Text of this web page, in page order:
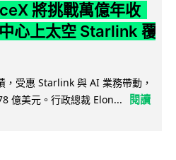
將挑戰萬億年收
心上太空 Starlink 覆
，受惠 Starlink 與 AI 業務帶動，
億美元。行政總裁 Elon...
閱讀